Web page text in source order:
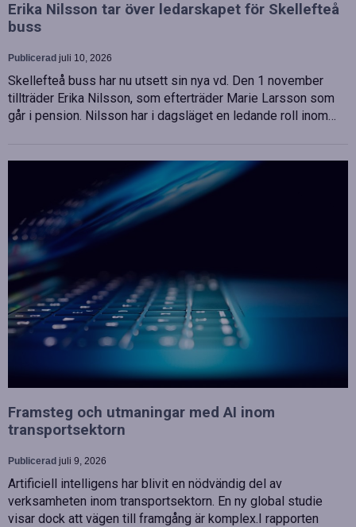
Erika Nilsson tar över ledarskapet för Skellefteå
buss
Publicerad juli 10, 2026
Skellefteå buss har nu utsett sin nya vd. Den 1 november
tillträder Erika Nilsson, som efterträder Marie Larsson som
går i pension. Nilsson har i dagsläget en ledande roll inom…
Framsteg och utmaningar med AI inom
transportsektorn
Publicerad juli 9, 2026
Artificiell intelligens har blivit en nödvändig del av
verksamheten inom transportsektorn. En ny global studie
visar dock att vägen till framgång är komplex.I rapporten